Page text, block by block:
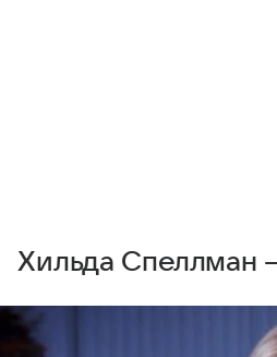
Хильда Спеллман